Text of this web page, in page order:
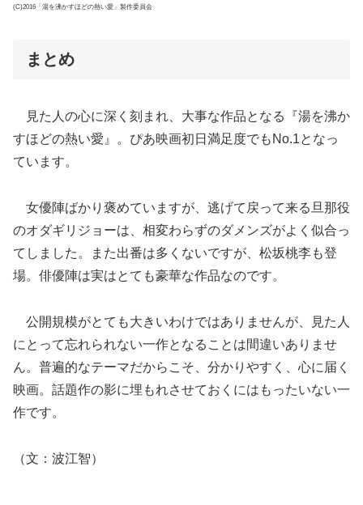
(C)2016「湯を沸かすほどの熱い愛」製作委員会
まとめ
見た人の心に深く刻まれ、大事な作品となる『湯を沸か
すほどの熱い愛』。ぴあ映画初日満足度でもNo.1となっ
ています。
女優陣ばかり褒めていますが、逃げて戻って来る旦那役
のオダギリジョーは、相変わらずのダメンズがよく似合っ
てしました。また出番は多くないですが、松坂桃李も登
場。俳優陣は実はとても豪華な作品なのです。
公開規模がとても大きいわけではありませんが、見た人
にとって忘れられない一作となることは間違いありませ
ん。普遍的なテーマだからこそ、分かりやすく、心に届く
映画。話題作の影に埋もれさせておくにはもったいない一
作です。
（文：波江智）